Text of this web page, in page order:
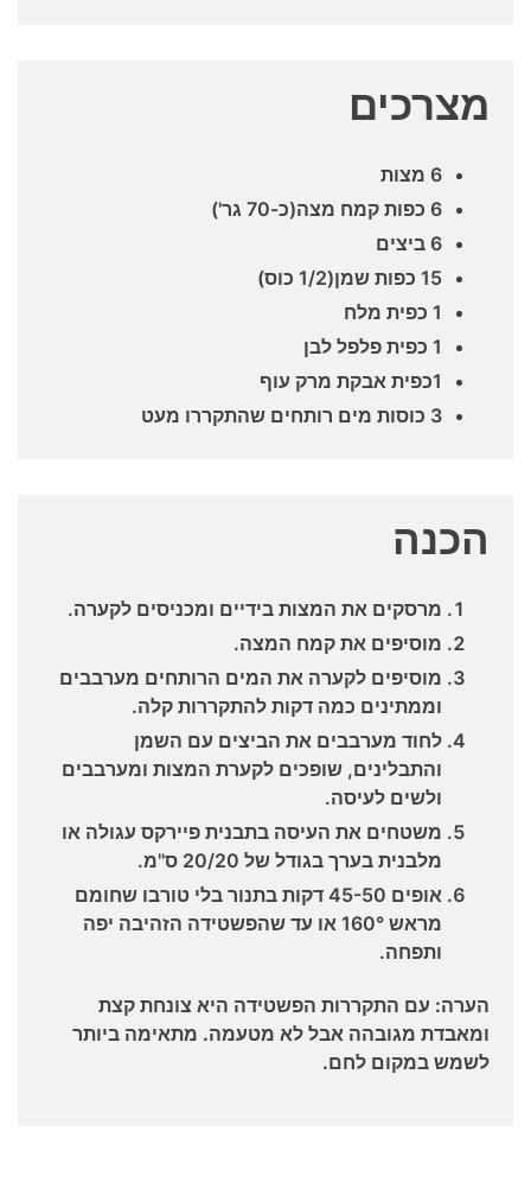
מצרכים
6 מצות
6 כפות קמח מצה(כ-70 גר')
6 ביצים
15 כפות שמן(1/2 כוס)
1 כפית מלח
1 כפית פלפל לבן
1כפית אבקת מרק עוף
3 כוסות מים רותחים שהתקררו מעט
הכנה
מרסקים את המצות בידיים ומכניסים לקערה.
מוסיפים את קמח המצה.
מוסיפים לקערה את המים הרותחים מערבבים
וממתינים כמה דקות להתקררות קלה.
לחוד מערבבים את הביצים עם השמן
והתבלינים, שופכים לקערת המצות ומערבבים
ולשים לעיסה.
משטחים את העיסה בתבנית פיירקס עגולה או
מלבנית בערך בגודל של 20/20 ס"מ.
אופים 45-50 דקות בתנור בלי טורבו שחומם
מראש 160° או עד שהפשטידה הזהיבה יפה
ותפחה.
הערה: עם התקררות הפשטידה היא צונחת קצת
ומאבדת מגובהה אבל לא מטעמה. מתאימה ביותר
לשמש במקום לחם.